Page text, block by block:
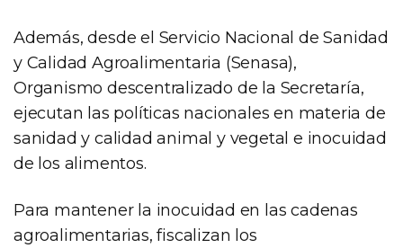
Además, desde el Servicio Nacional de Sanidad
y Calidad Agroalimentaria (Senasa),
Organismo descentralizado de la Secretaría,
ejecutan las políticas nacionales en materia de
sanidad y calidad animal y vegetal e inocuidad
de los alimentos.
Para mantener la inocuidad en las cadenas
agroalimentarias, fiscalizan los